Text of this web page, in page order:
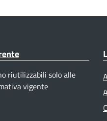
riutilizzabili solo alle
vigente